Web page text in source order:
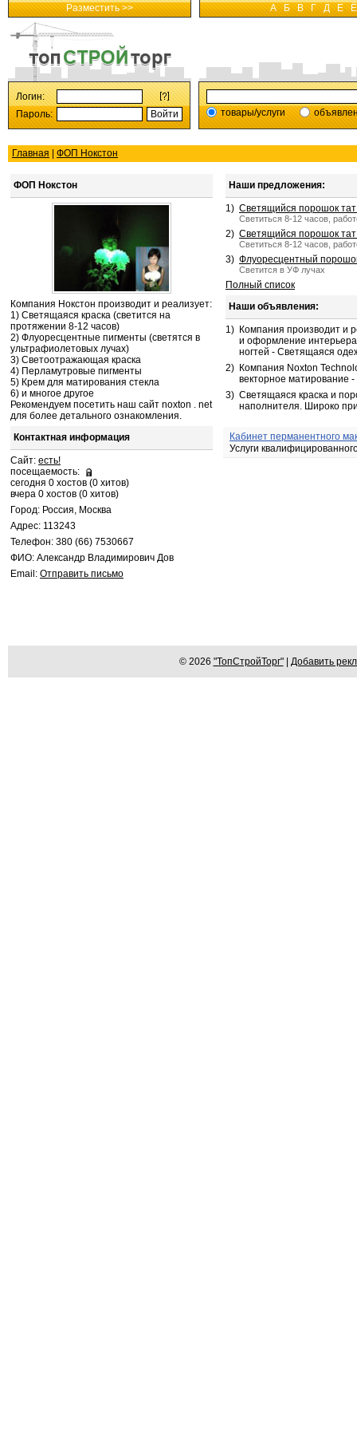
Разместить >> А Б В Г Д Е Ё
Логин:
Пароль:
товары/услуги
Главная ФОП Нокстон
ФОП Нокстон
Компания Нокстон производит и реализует:
1) Светящаяся краска (светится на
протяжении 8-12 часов)
2) Флуоресцентные пигменты (светятся в
ультрафиолетовых лучах)
3) Светоотражающая краска
4) Перламутровые пигменты
5) Крем для матирования стекла
6) и многое другое
Рекомендуем посетить наш сайт noxton . net
для более детального ознакомления.
Контактная информация
Сайт: есть!
посещаемость:
сегодня 0 хостов (0 хитов)
вчера 0 хостов (0 хитов)
Город: Россия, Москва
Адрес: 113243
Телефон: 380 (66) 7530667
ФИО: Александр Владимирович Дов
Email: Отправить письмо
Наши предложения:
1) Светящийся порошок
Светиться 8-12 часов,
2) Светящийся порошок тат
Светиться 8-12 часов,
3) Флуоресцентный
Светится в УФ лучах
Полный список
Наши объявления:
1) Компания производит и
и оформление
ногтей - Светящаяся
2) Компания Noxton
векторное матирование
3) Светящаяся краска и
наполнителя. Широко
Кабинет перманентного
Услуги
© 2026 "ТопСтройТорг"| Добавить